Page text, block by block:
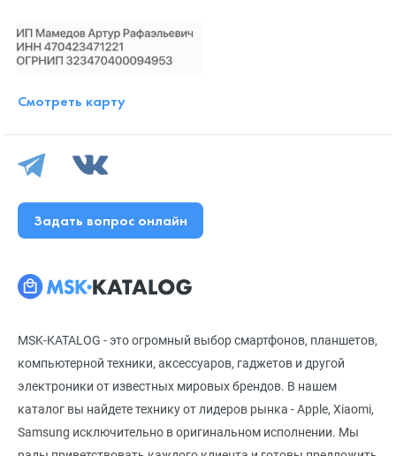
MSK-KATALOG - это огромный выбор смартфонов, планшетов,
компьютерной техники, аксессуаров, гаджетов и другой
электроники от известных мировых брендов. В нашем
каталог вы найдете технику от лидеров рынка - Apple, Xiaomi,
Samsung исключительно в оригинальном исполнении. Мы
Смотреть карту
Задать вопрос онлайн